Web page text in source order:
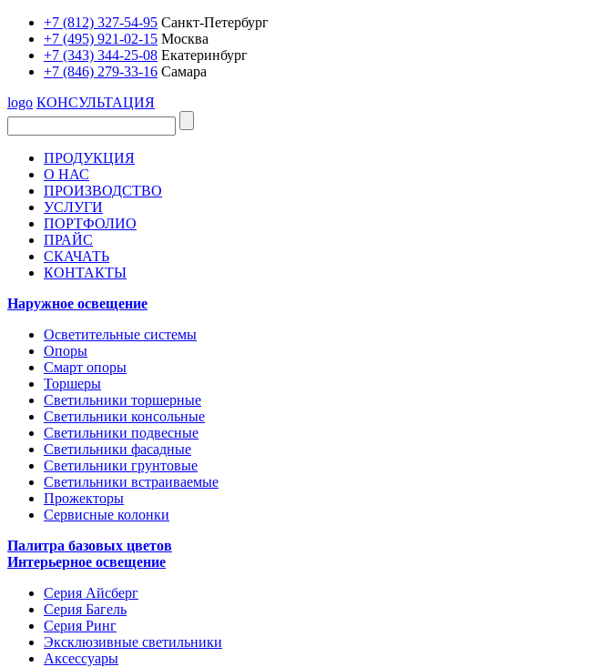
+7 (812) 327-54-95 Санкт-Петербург
+7 (495) 921-02-15 Москва
+7 (343) 344-25-08 Екатеринбург
+7 (846) 279-33-16 Самара
logo КОНСУЛЬТАЦИЯ
ПРОДУКЦИЯ
О НАС
ПРОИЗВОДСТВО
УСЛУГИ
ПОРТФОЛИО
ПРАЙС
СКАЧАТЬ
КОНТАКТЫ
Наружное освещение
Осветительные системы
Опоры
Смарт опоры
Торшеры
Светильники торшерные
Светильники консольные
Светильники подвесные
Светильники фасадные
Светильники грунтовые
Светильники встраиваемые
Прожекторы
Сервисные колонки
Палитра базовых цветов
Интерьерное освещение
Серия Айсберг
Серия Багель
Серия Ринг
Эксклюзивные светильники
Аксессуары